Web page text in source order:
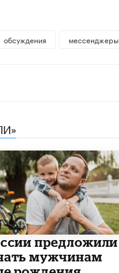
обсуждения мессенджеры
предложили
мужчинам